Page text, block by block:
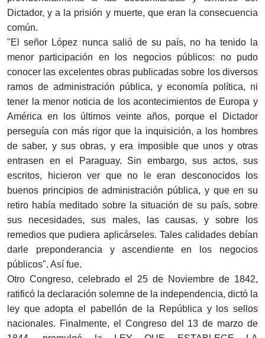
Dictador, y a la prisión y muerte, que eran la consecuencia
común.
"El señor López nunca salió de su país, no ha tenido la
menor participación en los negocios públicos: no pudo
conocer las excelentes obras publicadas sobre los diversos
ramos de administración pública, y economía política, ni
tener la menor noticia de los acontecimientos de Europa y
América en los últimos veinte años, porque el Dictador
perseguía con más rigor que la inquisición, a los hombres
de saber, y sus obras, y era imposible que unos y otras
entrasen en el Paraguay. Sin embargo, sus actos, sus
escritos, hicieron ver que no le eran desconocidos los
buenos principios de administración pública, y que en su
retiro había meditado sobre la situación de su país, sobre
sus necesidades, sus males, las causas, y sobre los
remedios que pudiera aplicárseles. Tales calidades debían
darle preponderancia y ascendiente en los negocios
públicos". Así fue.
Otro Congreso, celebrado el 25 de Noviembre de 1842,
ratificó la declaración solemne de la independencia, dictó la
ley que adopta el pabellón de la República y los sellos
nacionales. Finalmente, el Congreso del 13 de marzo de